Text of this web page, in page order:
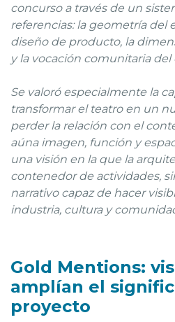
concurso a través de un
referencias: la geometría del
diseño de producto, la
y la vocación comunitaria del
Se valoró especialmente la
transformar el teatro en un
perder la relación con el
aúna imagen, función y
una visión en la que la
contenedor de actividades,
narrativo capaz de hacer
industria, cultura y
Gold Mentions:
amplían el
proyecto